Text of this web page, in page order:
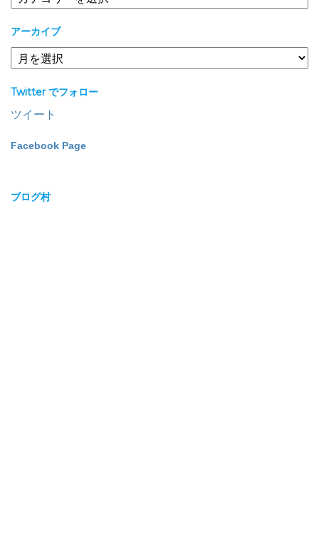
テ
リ
ー
アーカイブ
ア
ー
イ
ブ
Twitter でフォロー
ツイート
Facebook Page
ブログ村